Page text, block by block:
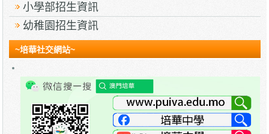
小學部招生資訊
幼稚園招生資訊
~培華社交網站~